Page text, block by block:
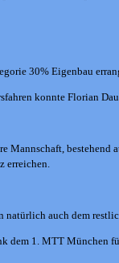
30% Eigenbau
konnte Florian
Mannschaft,
erreichen.
natürlich auch dem
dem 1. MTT München